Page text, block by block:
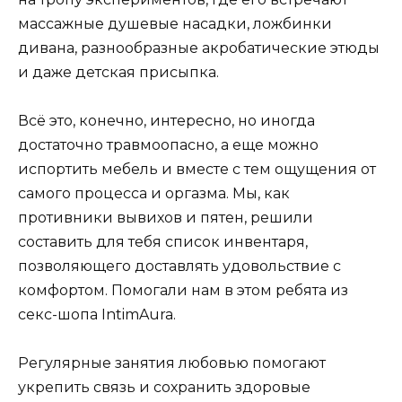
массажные душевые насадки, ложбинки
дивана, разнообразные акробатические этюды
и даже детская присыпка.
Всё это, конечно, интересно, но иногда
достаточно травмоопасно, а еще можно
испортить мебель и вместе с тем ощущения от
самого процесса и оргазма. Мы, как
противники вывихов и пятен, решили
составить для тебя список инвентаря,
позволяющего доставлять удовольствие с
комфортом. Помогали нам в этом ребята из
секс-шопа IntimAura.
Регулярные занятия любовью помогают
укрепить связь и сохранить здоровые